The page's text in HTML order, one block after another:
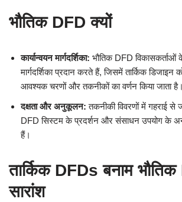
भौतिक DFD क्यों
कार्यान्वयन मार्गदर्शिका: भौतिक DFD विकासकर्ताओं
मार्गदर्शिका प्रदान करते हैं, जिसमें तार्किक
आवश्यक चरणों और तकनीकों का वर्णन किया जाता है।
दक्षता और अनुकूलन: तकनीकी विवरणों में गहराई से
DFD सिस्टम के प्रदर्शन और संसाधन उपयोग के
हैं।
तार्किक DFDs बनाम
सारांश